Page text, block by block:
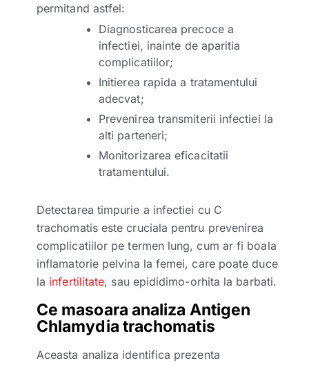
permitand astfel:
Diagnosticarea precoce a
infectiei, inainte de aparitia
complicatiilor;
Initierea rapida a tratamentului
adecvat;
Prevenirea transmiterii infectiei la
alti parteneri;
Monitorizarea eficacitatii
tratamentului.
Detectarea timpurie a infectiei cu C
trachomatis este cruciala pentru prevenirea
complicatiilor pe termen lung, cum ar fi boala
inflamatorie pelvina la femei, care poate duce
la infertilitate, sau epididimo-orhita la barbati.
Ce masoara analiza Antigen
Chlamydia trachomatis
Aceasta analiza identifica prezenta